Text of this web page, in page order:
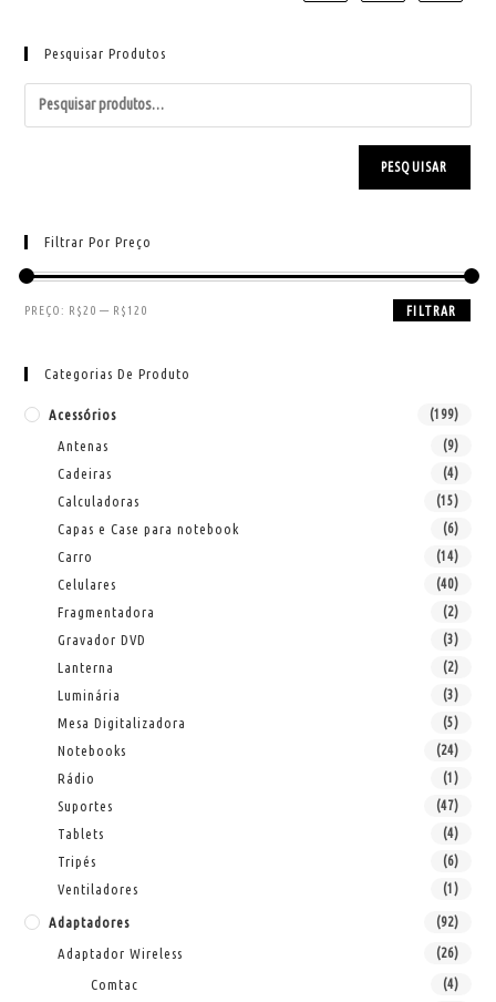
Pesquisar Produtos
PESQUISAR
Filtrar Por Preço
FILTRAR
PREÇO: R$20 — R$120
Categorias De Produto
Acessórios (199)
Antenas (9)
Cadeiras (4)
Calculadoras (15)
Capas e Case para notebook (6)
Carro (14)
Celulares (40)
Fragmentadora (2)
Gravador DVD (3)
Lanterna (2)
Luminária (3)
Mesa Digitalizadora (5)
Notebooks (24)
Rádio (1)
Suportes (47)
Tablets (4)
Tripés (6)
Ventiladores (1)
Adaptadores (92)
Adaptador Wireless (26)
Comtac (4)